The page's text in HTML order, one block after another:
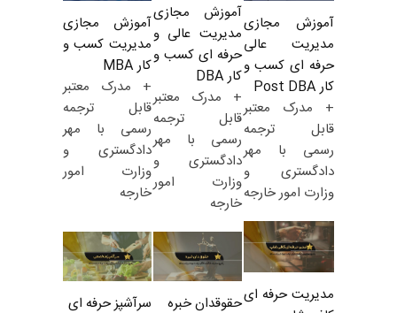
آموزش مجازی
مدیریت عالی
حرفه ای کسب و
کار Post DBA
+ مدرک معتبر
قابل ترجمه
رسمی با مهر
دادگستری و
وزارت امور خارجه
آموزش مجازی
مدیریت عالی و
حرفه ای کسب و
کار DBA
+ مدرک معتبر
قابل ترجمه
رسمی با مهر
دادگستری و
وزارت امور
خارجه
آموزش مجازی
مدیریت کسب و
کار MBA
+ مدرک معتبر
قابل ترجمه
رسمی با مهر
دادگستری و
وزارت امور
خارجه
مدیریت حرفه ایحقوقدان خبره سرآشپز حرفه ای